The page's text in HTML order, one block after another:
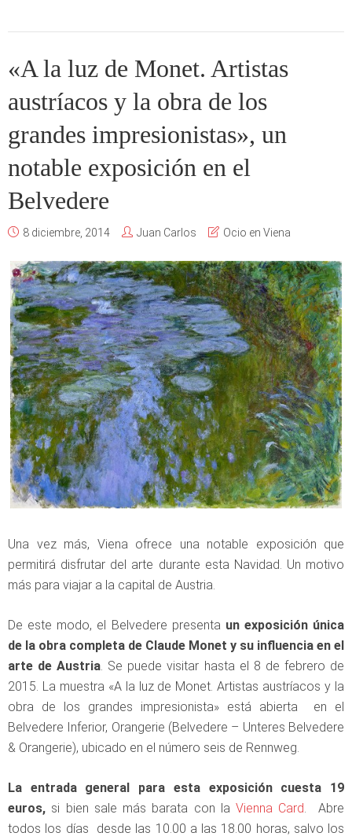
«A la luz de Monet. Artistas
austríacos y la obra de los
grandes impresionistas», un
notable exposición en el
Belvedere
8 diciembre, 2014 Juan Carlos Ocio en Viena
Una vez más, Viena ofrece una notable exposición que
permitirá disfrutar del arte durante esta Navidad. Un motivo
más para viajar a la capital de Austria.
De este modo, el Belvedere presenta un exposición única
de la obra completa de Claude Monet y su influencia en el
arte de Austria . Se puede visitar hasta el 8 de febrero de
2015. La muestra «A la luz de Monet. Artistas austríacos y la
obra de los grandes impresionista» está abierta en el
Belvedere Inferior, Orangerie (Belvedere – Unteres Belvedere
& Orangerie), ubicado en el número seis de Rennweg.
La entrada general para esta exposición cuesta 19
euros, si bien sale más barata con la Vienna Card . Abre
todos los días desde las 10.00 a las 18.00 horas, salvo los